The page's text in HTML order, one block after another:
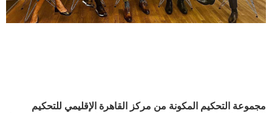
مجموعة التحكيم المكونة من مركز القاهرة الإقليمي للتحكيم